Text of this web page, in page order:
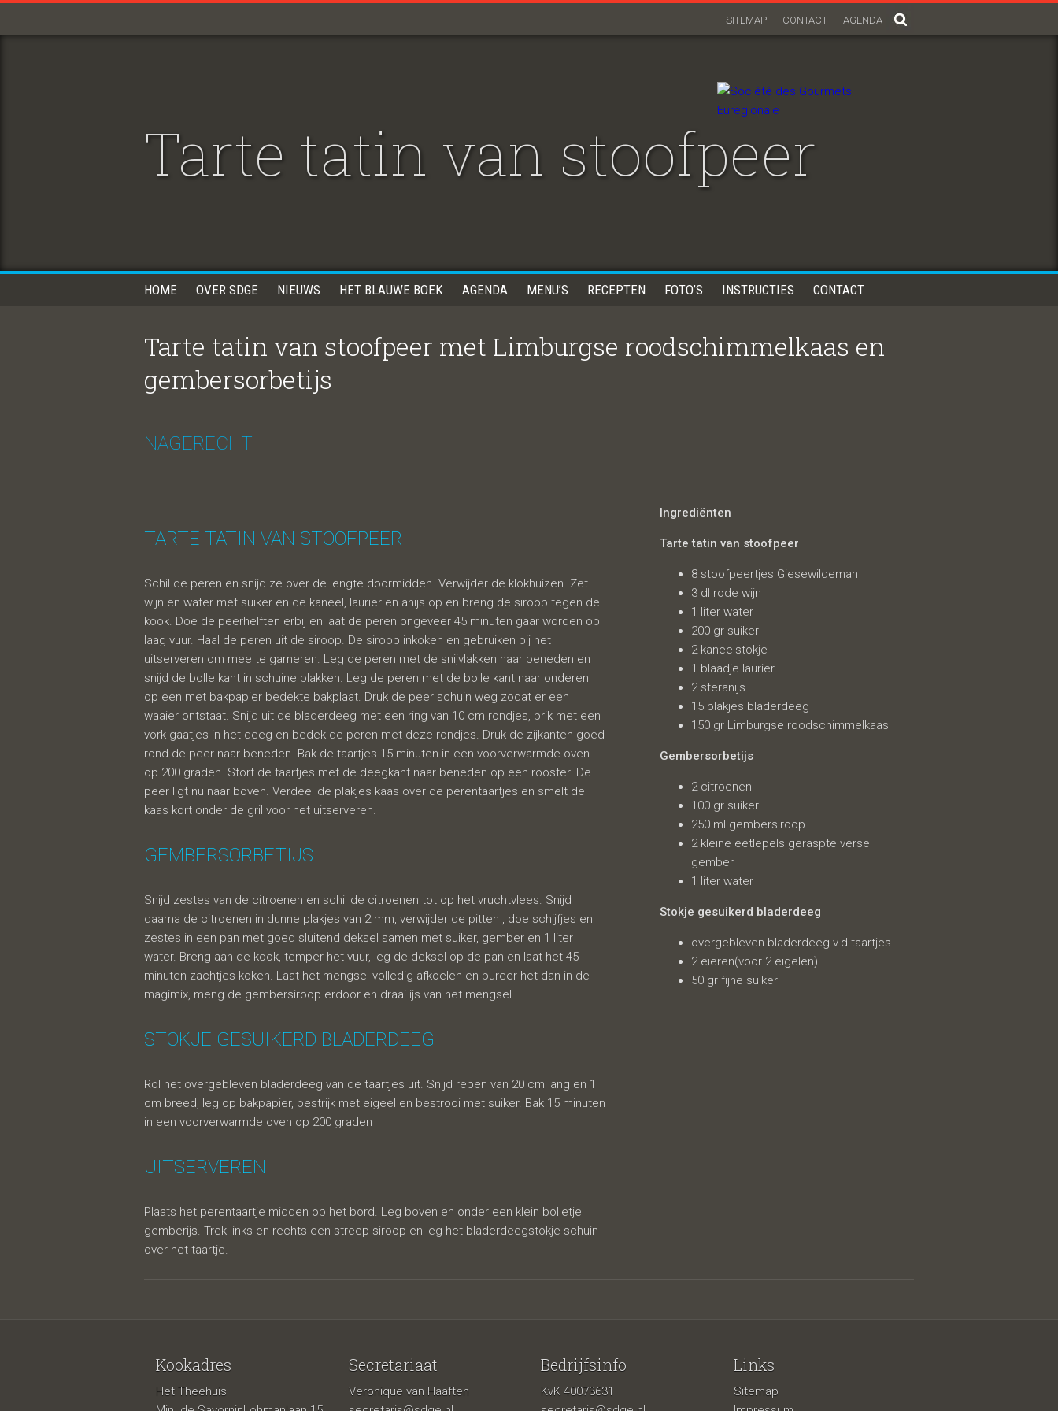
AGENDA
CONTACT
SITEMAP
Tarte tatin van stoofpeer
met Limburgse
roodschimmelkaas en
gembersorbetijs
HOME OVER SDGE NIEUWS HET BLAUWE BOEK AGENDA MENU’S RECEPTEN FOTO’S INSTRUCTIES CONTACT
Tarte tatin van stoofpeer met Limburgse roodschimmelkaas en
gembersorbetijs
NAGERECHT
TARTE TATIN VAN STOOFPEER
Schil de peren en snijd ze over de lengte doormidden. Verwijder de klokhuizen. Zet
wijn en water met suiker en de kaneel, laurier en anijs op en breng de siroop tegen de
kook. Doe de peerhelften erbij en laat de peren ongeveer 45 minuten gaar worden op
laag vuur. Haal de peren uit de siroop. De siroop inkoken en gebruiken bij het
uitserveren om mee te garneren. Leg de peren met de snijvlakken naar beneden en
snijd de bolle kant in schuine plakken. Leg de peren met de bolle kant naar onderen
op een met bakpapier bedekte bakplaat. Druk de peer schuin weg zodat er een
waaier ontstaat. Snijd uit de bladerdeeg met een ring van 10 cm rondjes, prik met een
vork gaatjes in het deeg en bedek de peren met deze rondjes. Druk de zijkanten goed
rond de peer naar beneden. Bak de taartjes 15 minuten in een voorverwarmde oven
op 200 graden. Stort de taartjes met de deegkant naar beneden op een rooster. De
peer ligt nu naar boven. Verdeel de plakjes kaas over de perentaartjes en smelt de
kaas kort onder de gril voor het uitserveren.
GEMBERSORBETIJS
Snijd zestes van de citroenen en schil de citroenen tot op het vruchtvlees. Snijd
daarna de citroenen in dunne plakjes van 2 mm, verwijder de pitten , doe schijfjes en
zestes in een pan met goed sluitend deksel samen met suiker, gember en 1 liter
water. Breng aan de kook, temper het vuur, leg de deksel op de pan en laat het 45
minuten zachtjes koken. Laat het mengsel volledig afkoelen en pureer het dan in de
magimix, meng de gembersiroop erdoor en draai ijs van het mengsel.
STOKJE GESUIKERD BLADERDEEG
Rol het overgebleven bladerdeeg van de taartjes uit. Snijd repen van 20 cm lang en 1
cm breed, leg op bakpapier, bestrijk met eigeel en bestrooi met suiker. Bak 15 minuten
in een voorverwarmde oven op 200 graden
UITSERVEREN
Plaats het perentaartje midden op het bord. Leg boven en onder een klein bolletje
gemberijs. Trek links en rechts een streep siroop en leg het bladerdeegstokje schuin
over het taartje.
Ingrediënten
Tarte tatin van stoofpeer
8 stoofpeertjes Giesewildeman
3 dl rode wijn
1 liter water
200 gr suiker
2 kaneelstokje
1 blaadje laurier
2 steranijs
15 plakjes bladerdeeg
150 gr Limburgse roodschimmelkaas
Gembersorbetijs
2 citroenen
100 gr suiker
250 ml gembersiroop
2 kleine eetlepels geraspte verse
gember
1 liter water
Stokje gesuikerd bladerdeeg
overgebleven bladerdeeg v.d.taartjes
2 eieren(voor 2 eigelen)
50 gr fijne suiker
Kookadres
Het Theehuis
Secretariaat
Veronique van Haaften
Bedrijfsinfo
KvK 40073631
Links
Sitemap